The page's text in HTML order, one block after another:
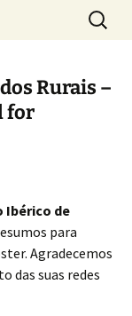
Rurais
por:
Rurais –
for
Ibérico de
para
Agradecemos
das suas redes